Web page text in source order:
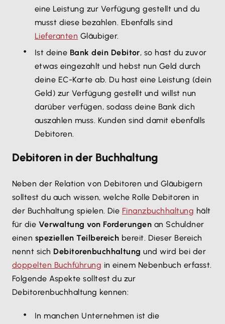
eine Leistung zur Verfügung gestellt und du
musst diese bezahlen. Ebenfalls sind
Lieferanten Gläubiger.
Ist deine Bank dein Debitor, so hast du zuvor
etwas eingezahlt und hebst nun Geld durch
deine EC-Karte ab. Du hast eine Leistung (dein
Geld) zur Verfügung gestellt und willst nun
darüber verfügen, sodass deine Bank dich
auszahlen muss. Kunden sind damit ebenfalls
Debitoren.
Debitoren in der Buchhaltung
Neben der Relation von Debitoren und Gläubigern
solltest du auch wissen, welche Rolle Debitoren in
der Buchhaltung spielen. Die Finanzbuchhaltung hält
für die Verwaltung von Forderungen an Schuldner
einen speziellen Teilbereich bereit. Dieser Bereich
nennt sich Debitorenbuchhaltung und wird bei der
doppelten Buchführung in einem Nebenbuch erfasst.
Folgende Aspekte solltest du zur
Debitorenbuchhaltung kennen:
In manchen Unternehmen ist die